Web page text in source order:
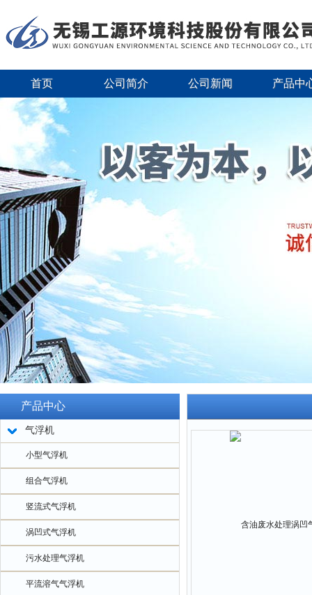
首页 公司简介 公司新闻 产品中
产品中心
气浮机
小型气浮机
组合气浮机
竖流式气浮机
涡凹式气浮机
污水处理气浮机
平流溶气气浮机